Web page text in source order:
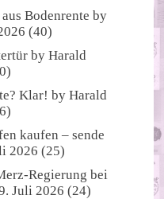
Bodenrente by
(40)
byHarald
Klar! byHarald
kaufen – sende
2026 (25)
Regierung bei
Juli 2026 (24)